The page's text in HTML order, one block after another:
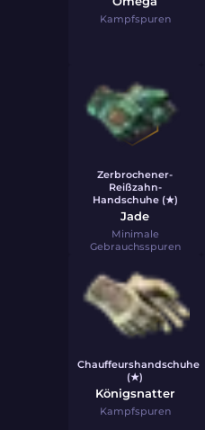
Kampfspuren
Zerbrochener-
Reißzahn-
Handschuhe (★)
Jade
Minimale
Gebrauchsspuren
Chauffeurshandschuhe
(★)
Königsnatter
Kampfspuren